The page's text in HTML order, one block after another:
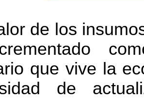
de los
que vive la
de